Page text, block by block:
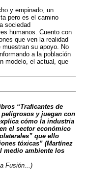
y empinado, un
pero es el camino
sociedad
humanos. Cuento con
que ven la realidad
su apoyo. No
a la población
modelo, el actual, que
“Traficantes de
y juegan con
cómo la industria
el sector económico
que ello
tóxicas” (Martínez
medio ambiente los
Fusión...)